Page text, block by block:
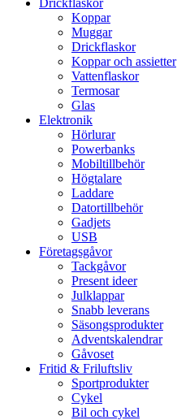
Drickflaskor
Koppar
Muggar
Drickflaskor
Koppar och assietter
Vattenflaskor
Termosar
Glas
Elektronik
Hörlurar
Powerbanks
Mobiltillbehör
Högtalare
Laddare
Datortillbehör
Gadjets
USB
Företagsgåvor
Tackgåvor
Present ideer
Julklappar
Snabb leverans
Säsongsprodukter
Adventskalendrar
Gåvoset
Fritid & Friluftsliv
Sportprodukter
Cykel
Bil och cykel